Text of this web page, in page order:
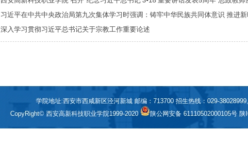
习近平在中共中央政治局第九次集体学习时强调：铸牢中华民族共同体意识 推进
深入学习贯彻习近平总书记关于宗教工作重要论述
学院地址:西安市西咸新区泾河新城 邮编：713700 招生热线：029-
CopyRight© 西安高新科技职业学院1999-2020
陕公网安备 61110502000105号陕